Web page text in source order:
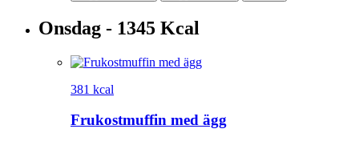
Onsdag - 1345 Kcal
381 kcal
Frukostmuffin med ägg